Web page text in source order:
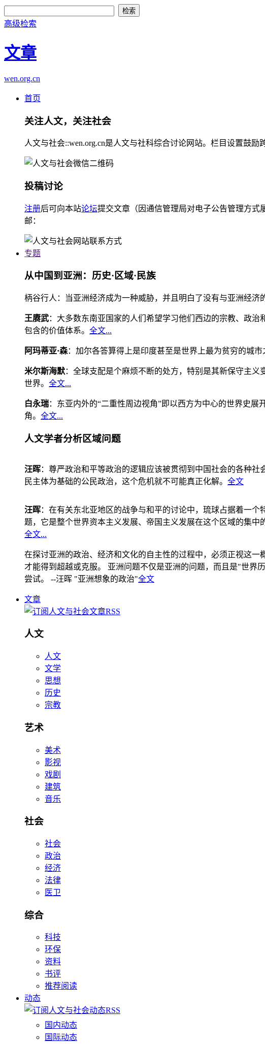
高级检索
文章
wen.org.cn
首页
关注人文，关注社会
人文与社会::wen.org.cn是人文与社科综合讨论网站。栏目设置鼓
投稿讨论
注册后可向本站论坛提交文章（因通信管理局对电子公告管理方式
邮：
专题
从中国到亚洲：历史·区域·民族
柄谷行人：当亚洲经济成为一种威胁，并且明白了没有与亚洲经济
王赓武：大多数东南亚国家的人们希望学习他们西边的宗教、政
包含的价值体系。 全文...
阿玛蒂亚·森：加尔各答算得上是印度甚至是世界上最为贫穷的城
米尔斯海默：全球支配是个麻烦不断的处方，特别是其新保守主
世界。 全文...
白永瑞：东亚内外的“二重性周边视角”即以西方为中心的世界史
角。 全文...
人文学者分析区域问题
汪晖：尊严政治和平等政治的逻辑应该被贯彻到中国社会的各种
民主体为基础的公民政治，这个危机就不可能真正化解。 全文
汪晖：在有关东北亚地区的战争与和平的讨论中，琉球占据着一
题，它是整个世界资本主义发展、帝国主义发展在这个区域的集中
全文...
在探讨亚洲的政治、经济和文化的自主性的过程中，必须正视这
才能得到超越或克服。 亚洲问题不仅是亚洲的问题，而且是"世
尝试。 --汪晖 "亚洲想象的政治"全文
文章
人文
人文
文学
思想
历史
宗教
艺术
美术
影视
戏剧
建筑
音乐
社会
社会
政治
经济
法律
医卫
综合
科技
环保
资料
书评
推荐阅读
动态
国内动态
国际动态